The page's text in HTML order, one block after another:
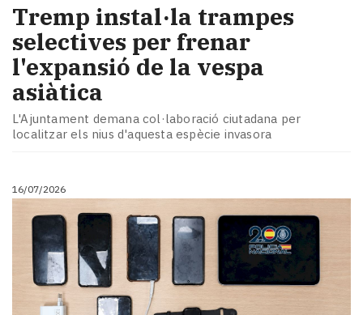
Tremp instal·la trampes
selectives per frenar
l'expansió de la vespa
asiàtica
L'Ajuntament demana col·laboració ciutadana per
localitzar els nius d'aquesta espècie invasora
16/07/2026